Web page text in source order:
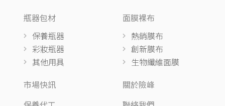
瓶器包材
保養瓶器
彩妝瓶器
其他用具
面膜裸布
熱銷膜布
創新膜布
生物纖維面膜
市場快訊
關於險峰